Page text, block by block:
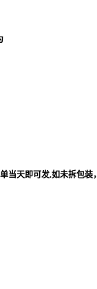
当天即可发.如未拆包